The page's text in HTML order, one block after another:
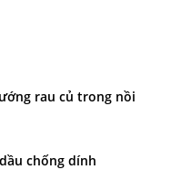
rau củ trong nồi
chống dính